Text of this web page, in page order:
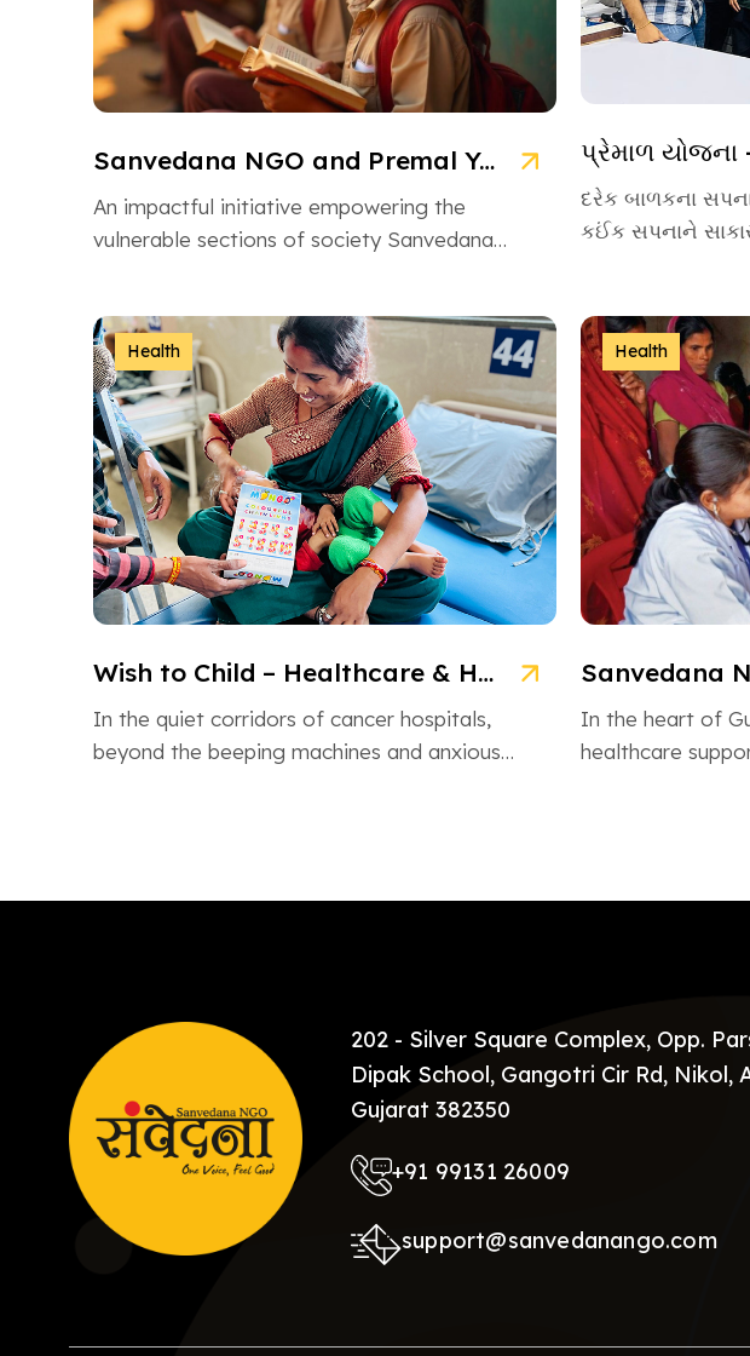
Sanvedana NGO and Premal Yojana: A Model of Social Service
An impactful initiative empowering the
vulnerable sections of society Sanvedana
dedicated […]
દરેક બાળકના
કઈંક સપનાને
Health
Wish to Child – Healthcare & Hope for Cancer Kids in Gujarat
In the quiet corridors of cancer hospitals,
beyond the beeping machines and anxious
Health
In the heart of
healthcare
202 - Silver Square Complex, Opp.
Dipak School, Gangotri Cir Rd, Nikol,
Gujarat 382350
+91 99131 26009
support@sanvedanango.com